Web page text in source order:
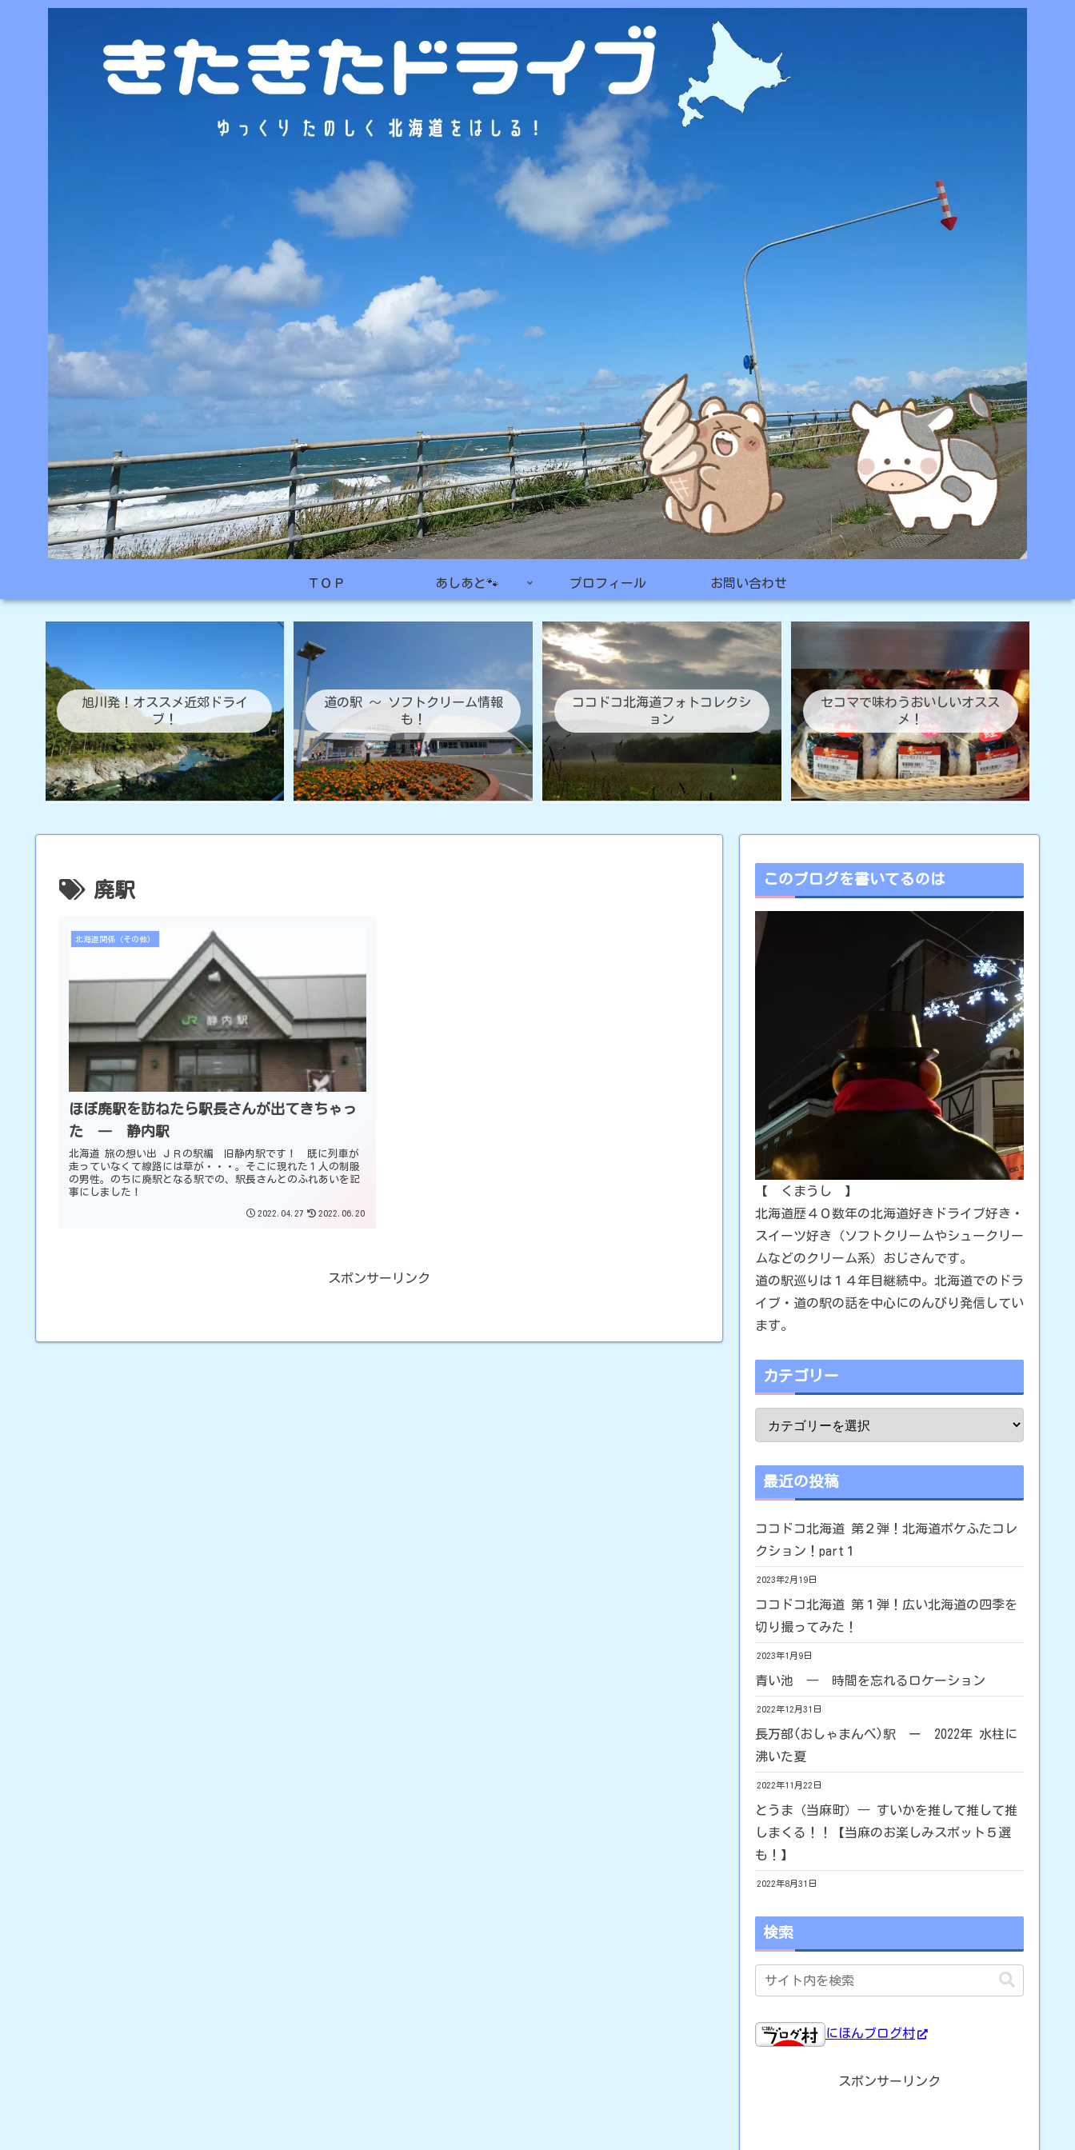
ＴＯＰ あしあと🐾 プロフィール お問い合わせ
旭川発！オススメ近郊ドライ
ブ！
道の駅 ～ ソフトクリーム情報
も！
ココドコ北海道フォトコレクシ
ョン
セコマで味わうおいしいオスス
メ！
廃駅
北海道関係（その他）
ほぼ廃駅を訪ねたら駅長さんが出てきちゃっ
た ― 静内駅
北海道 旅の想い出 ＪＲの駅編 旧静内駅です！ 既に列車が
走っていなくて線路には草が・・・。そこに現れた１人の制服
の男性。のちに廃駅となる駅での、駅長さんとのふれあいを記
事にしました！
2022.04.27 2022.06.20
スポンサーリンク
このブログを書いてるのは
【 くまうし 】
北海道歴４０数年の北海道好きドライブ好き・
スイーツ好き（ソフトクリームやシュークリー
ムなどのクリーム系）おじさんです。
道の駅巡りは１４年目継続中。北海道でのドラ
イブ・道の駅の話を中心にのんびり発信してい
ます。
カテゴリー
最近の投稿
ココドコ北海道 第２弾！北海道ポケふたコレ
クション！part１
2023年2月19日
ココドコ北海道 第１弾！広い北海道の四季を
切り撮ってみた！
2023年1月9日
青い池 ― 時間を忘れるロケーション
2022年12月31日
長万部(おしゃまんべ)駅 ー 2022年 水柱に
沸いた夏
2022年11月22日
とうま（当麻町）― すいかを推して推して推
しまくる！！【当麻のお楽しみスポット５選
も！】
2022年8月31日
検索
にほんブログ村
スポンサーリンク